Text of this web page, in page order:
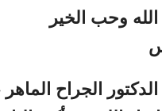
وحب الخير
الجراح الماهر